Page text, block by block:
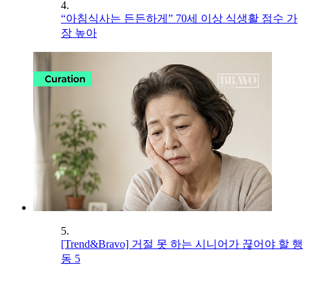
4.
“아침식사는 든든하게” 70세 이상 식생활 점수 가
장 높아
5.
[Trend&Bravo] 거절 못 하는 시니어가 끊어야 할 행
동 5